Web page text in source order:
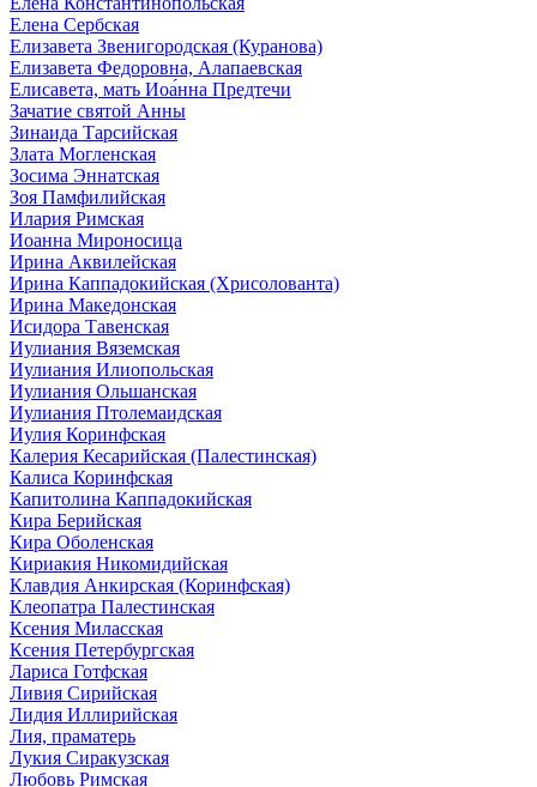
Елена Сербская
Елизавета Звенигородская (Куранова)
Елизавета Федоровна, Алапаевская
Елисавета, мать Иоа́нна Предтечи
Зачатие святой Анны
Зинаида Тарсийская
Злата Могленская
Зосима Эннатская
Зоя Памфилийская
Илария Римская
Иоанна Мироносица
Ирина Аквилейская
Ирина Каппадокийская (Хрисолованта)
Ирина Македонская
Исидора Тавенская
Иулиания Вяземская
Иулиания Илиопольская
Иулиания Ольшанская
Иулиания Птолемаидская
Иулия Коринфская
Калерия Кесарийская (Палестинская)
Калиса Коринфская
Капитолина Каппадокийская
Кира Берийская
Кира Оболенская
Кириакия Никомидийская
Клавдия Анкирская (Коринфская)
Клеопатра Палестинская
Ксения Миласская
Ксения Петербургская
Лариса Готфская
Ливия Сирийская
Лидия Иллирийская
Лия, праматерь
Лукия Сиракузская
Любовь Римская